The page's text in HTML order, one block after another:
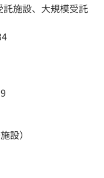
施設、大規模受託
設）